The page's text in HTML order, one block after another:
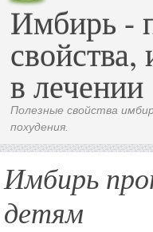
Имбирь -
свойства,
в лечении
Полезные свойства
похудения.
Имбирь
детям